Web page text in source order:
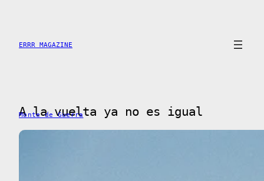
contenido
ERRR MAGAZINE
A la vuelta ya no es igual
Monte de Guerra